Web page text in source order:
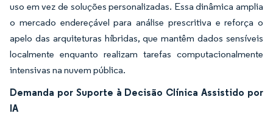
uso em vez de soluções personalizadas. Essa dinâmica amplia
o mercado endereçável para análise prescritiva e reforça o
apelo das arquiteturas híbridas, que mantêm dados sensíveis
localmente enquanto realizam tarefas computacionalmente
intensivas na nuvem pública.
Demanda por Suporte à Decisão Clínica Assistido por
IA